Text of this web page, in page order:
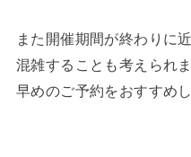
また開催期間が終わりに
混雑することも考えられ
早めのご予約をおすすめし